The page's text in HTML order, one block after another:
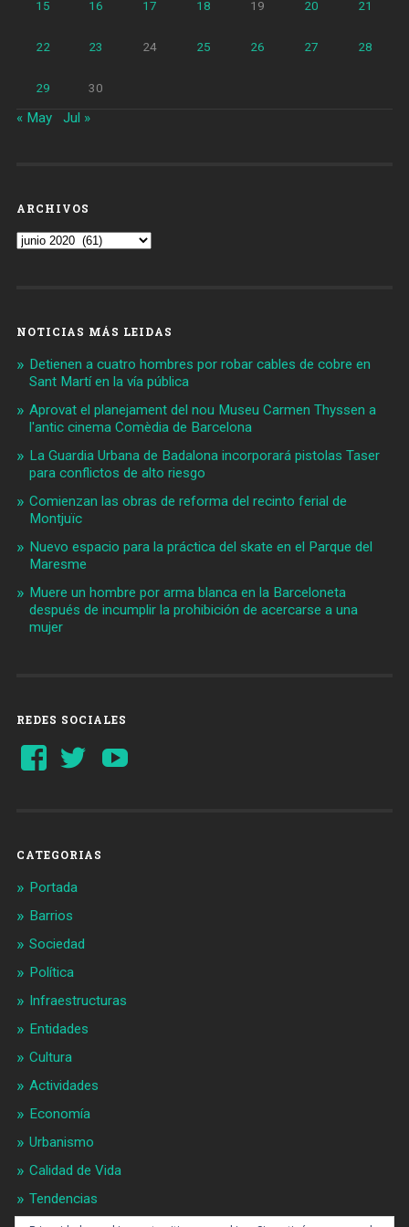
15 16 17 18 19 20 21
22 23 24 25 26 27 28
29 30
« May Jul »
ARCHIVOS
Archivos
NOTICIAS MÁS LEIDAS
Detienen a cuatro hombres por robar cables de cobre en
Sant Martí en la vía pública
Aprovat el planejament del nou Museu Carmen Thyssen a
l'antic cinema Comèdia de Barcelona
La Guardia Urbana de Badalona incorporará pistolas Taser
para conflictos de alto riesgo
Comienzan las obras de reforma del recinto ferial de
Montjuïc
Nuevo espacio para la práctica del skate en el Parque del
Maresme
Muere un hombre por arma blanca en la Barceloneta
después de incumplir la prohibición de acercarse a una
mujer
REDES SOCIALES
Ver
perfil
Ver
perfil
CATEGORIAS
Portada
Barrios
Sociedad
Política
Infraestructuras
Entidades
Cultura
Actividades
Economía
Urbanismo
Calidad de Vida
Tendencias